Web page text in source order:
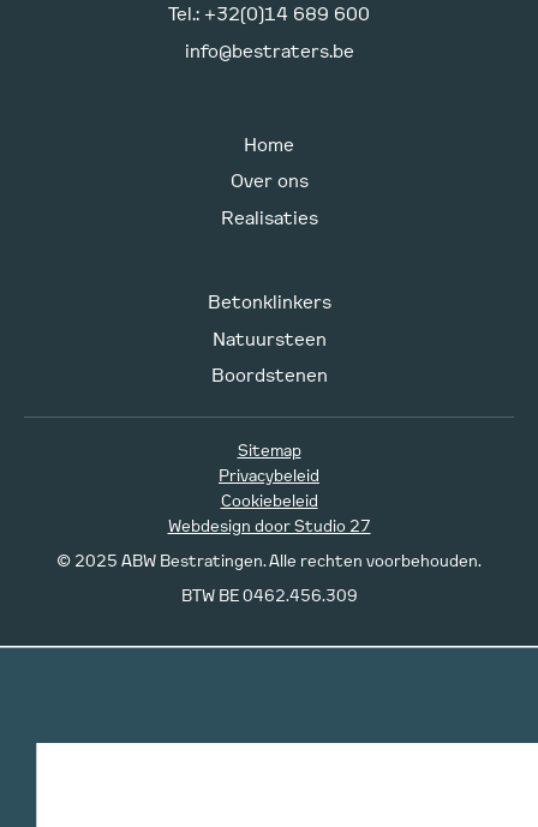
Tel.: +32(0)14 689 600
info@bestraters.be
Home
Over ons
Realisaties
Betonklinkers
Natuursteen
Boordstenen
© 2025 ABW Bestratingen. Alle rechten voorbehouden.
BTW BE 0462.456.309
Sitemap
Privacybeleid
Cookiebeleid
Webdesign door Studio 27